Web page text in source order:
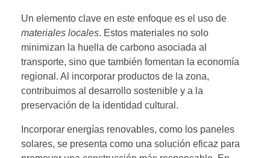
Un elemento clave en este enfoque es el uso de
materiales locales. Estos materiales no solo
minimizan la huella de carbono asociada al
transporte, sino que también fomentan la economía
regional. Al incorporar productos de la zona,
contribuimos al desarrollo sostenible y a la
preservación de la identidad cultural.
Incorporar energías renovables, como los paneles
solares, se presenta como una solución eficaz para